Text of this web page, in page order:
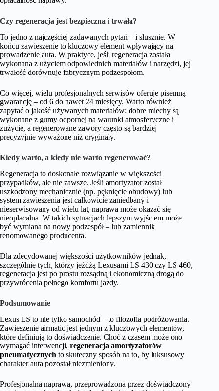
Czy regeneracja jest bezpieczna i trwała?
To jedno z najczęściej zadawanych pytań – i słusznie. W
końcu zawieszenie to kluczowy element wpływający na
prowadzenie auta. W praktyce, jeśli regeneracja została
wykonana z użyciem odpowiednich materiałów i narzędzi, jej
trwałość dorównuje fabrycznym podzespołom.
Co więcej, wielu profesjonalnych serwisów oferuje pisemną
gwarancję – od 6 do nawet 24 miesięcy. Warto również
zapytać o jakość używanych materiałów: dobre miechy są
wykonane z gumy odpornej na warunki atmosferyczne i
zużycie, a regenerowane zawory często są bardziej
precyzyjnie wyważone niż oryginały.
Kiedy warto, a kiedy nie warto regenerować?
Regeneracja to doskonałe rozwiązanie w większości
przypadków, ale nie zawsze. Jeśli amortyzator został
uszkodzony mechanicznie (np. pęknięcie obudowy) lub
system zawieszenia jest całkowicie zaniedbany i
nieserwisowany od wielu lat, naprawa może okazać się
nieopłacalna. W takich sytuacjach lepszym wyjściem może
być wymiana na nowy podzespół – lub zamiennik
renomowanego producenta.
Dla zdecydowanej większości użytkowników jednak,
szczególnie tych, którzy jeżdżą Lexusami LS 430 czy LS 460,
regeneracja jest po prostu rozsądną i ekonomiczną drogą do
przywrócenia pełnego komfortu jazdy.
Podsumowanie
Lexus LS to nie tylko samochód – to filozofia podróżowania.
Zawieszenie airmatic jest jednym z kluczowych elementów,
które definiują to doświadczenie. Choć z czasem może ono
wymagać interwencji, regeneracja amortyzatorów
pneumatycznych to skuteczny sposób na to, by luksusowy
charakter auta pozostał niezmieniony.
Profesjonalna naprawa, przeprowadzona przez doświadczony